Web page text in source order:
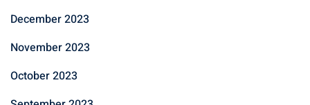
December 2023
November 2023
October 2023